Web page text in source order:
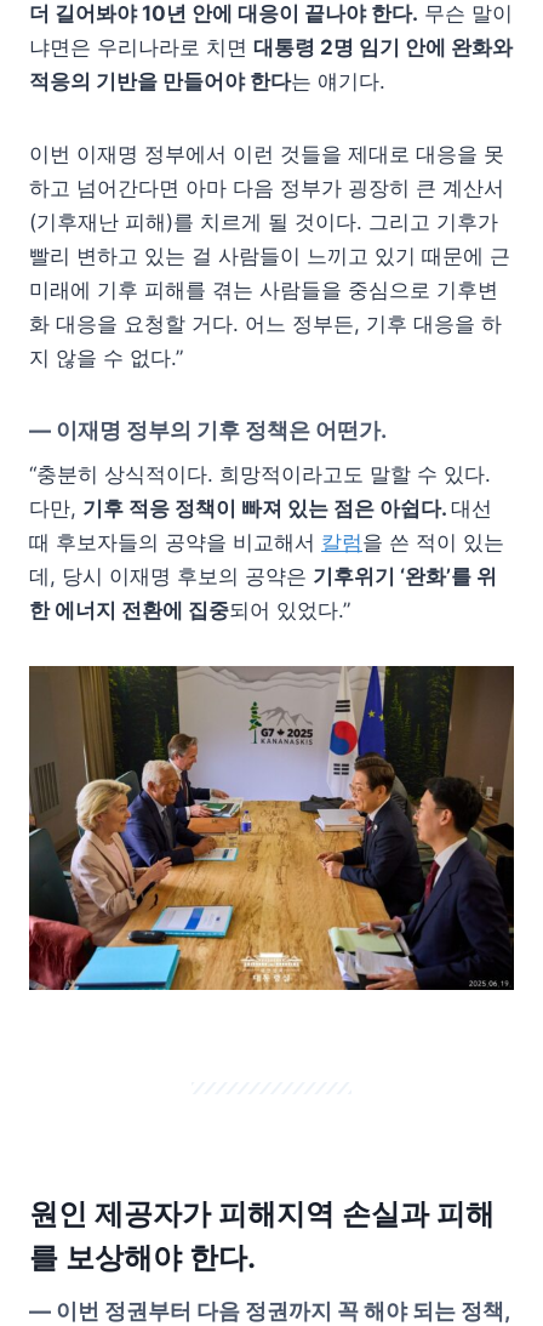
더 길어봐야 10년 안에 대응이 끝나야 한다. 무슨 말이
냐면은 우리나라로 치면 대통령 2명 임기 안에 완화와
적응의 기반을 만들어야 한다는 얘기다.
이번 이재명 정부에서 이런 것들을 제대로 대응을 못
하고 넘어간다면 아마 다음 정부가 굉장히 큰 계산서
(기후재난 피해)를 치르게 될 것이다. 그리고 기후가
빨리 변하고 있는 걸 사람들이 느끼고 있기 때문에 근
미래에 기후 피해를 겪는 사람들을 중심으로 기후변
화 대응을 요청할 거다. 어느 정부든, 기후 대응을 하
지 않을 수 없다.”
— 이재명 정부의 기후 정책은 어떤가.
“충분히 상식적이다. 희망적이라고도 말할 수 있다.
다만, 기후 적응 정책이 빠져 있는 점은 아쉽다. 대선
때 후보자들의 공약을 비교해서 칼럼을 쓴 적이 있는
데, 당시 이재명 후보의 공약은 기후위기 ‘완화’를 위
한 에너지 전환에 집중되어 있었다.”
원인 제공자가 피해지역 손실과 피해
를 보상해야 한다.
— 이번 정권부터 다음 정권까지 꼭 해야 되는 정책,